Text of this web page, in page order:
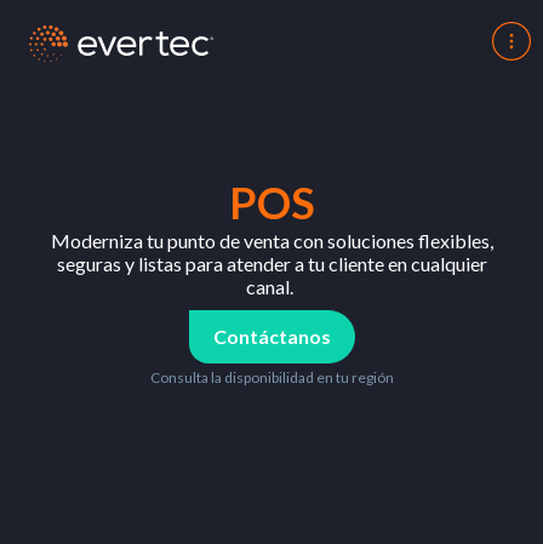
POS
Moderniza tupunto de ventaconsoluciones flexibles,
seguras y listas para atender atuclienteencualquier
canal.
Contáctanos
Consulta la disponibilidad en tu región